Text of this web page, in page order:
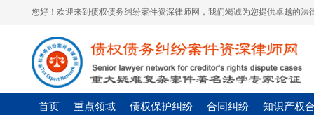
您好！欢迎来到债权债务纠纷案件资深律师网，我们竭诚为您提供卓越的法
首页 重点领域 债权保护纠纷 合同纠纷 知识产权